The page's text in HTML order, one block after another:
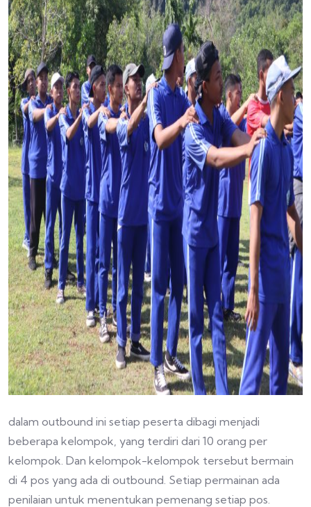
dalam outbound ini setiap peserta dibagi menjadi
beberapa kelompok, yang terdiri dari 10 orang per
kelompok. Dan kelompok-kelompok tersebut bermain
di 4 pos yang ada di outbound. Setiap permainan ada
penilaian untuk menentukan pemenang setiap pos.